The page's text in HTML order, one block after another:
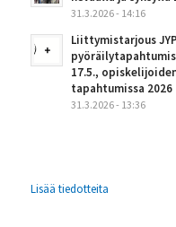
31.3.2026 - 14:16
Liittymistarjous
17.5.,
tapahtumissa 2026
31.3.2026 - 13:36
Lisää tiedotteita